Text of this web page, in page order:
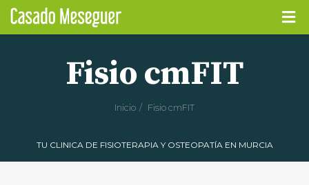
Fisio cmFIT
Inicio Fisio cmFIT
TU CLINICA DE FISIOTERAPIA Y OSTEOPATÍA EN MURCIA